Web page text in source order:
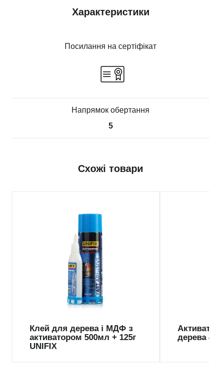
Характеристики
Посилання на сертіфікат
Напрямок обертання
5
Схожі товари
Клей для дерева і МДФ з
активатором 500мл + 125г
UNIFIX
дерева